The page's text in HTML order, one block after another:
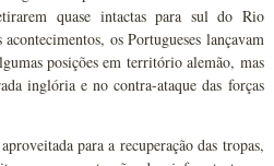
quase intactas para sul do Rio
os Portugueses lançavam
posições em território alemão, mas
inglória e no contra-ataque das forças
para a recuperação das tropas,